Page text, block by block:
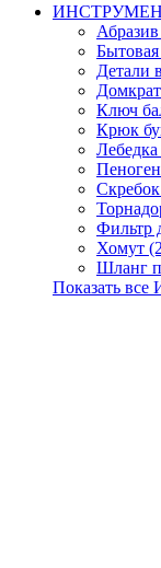
Детали
Ключ
Крюк
Фильтр
Хомут
Шланг
Показать